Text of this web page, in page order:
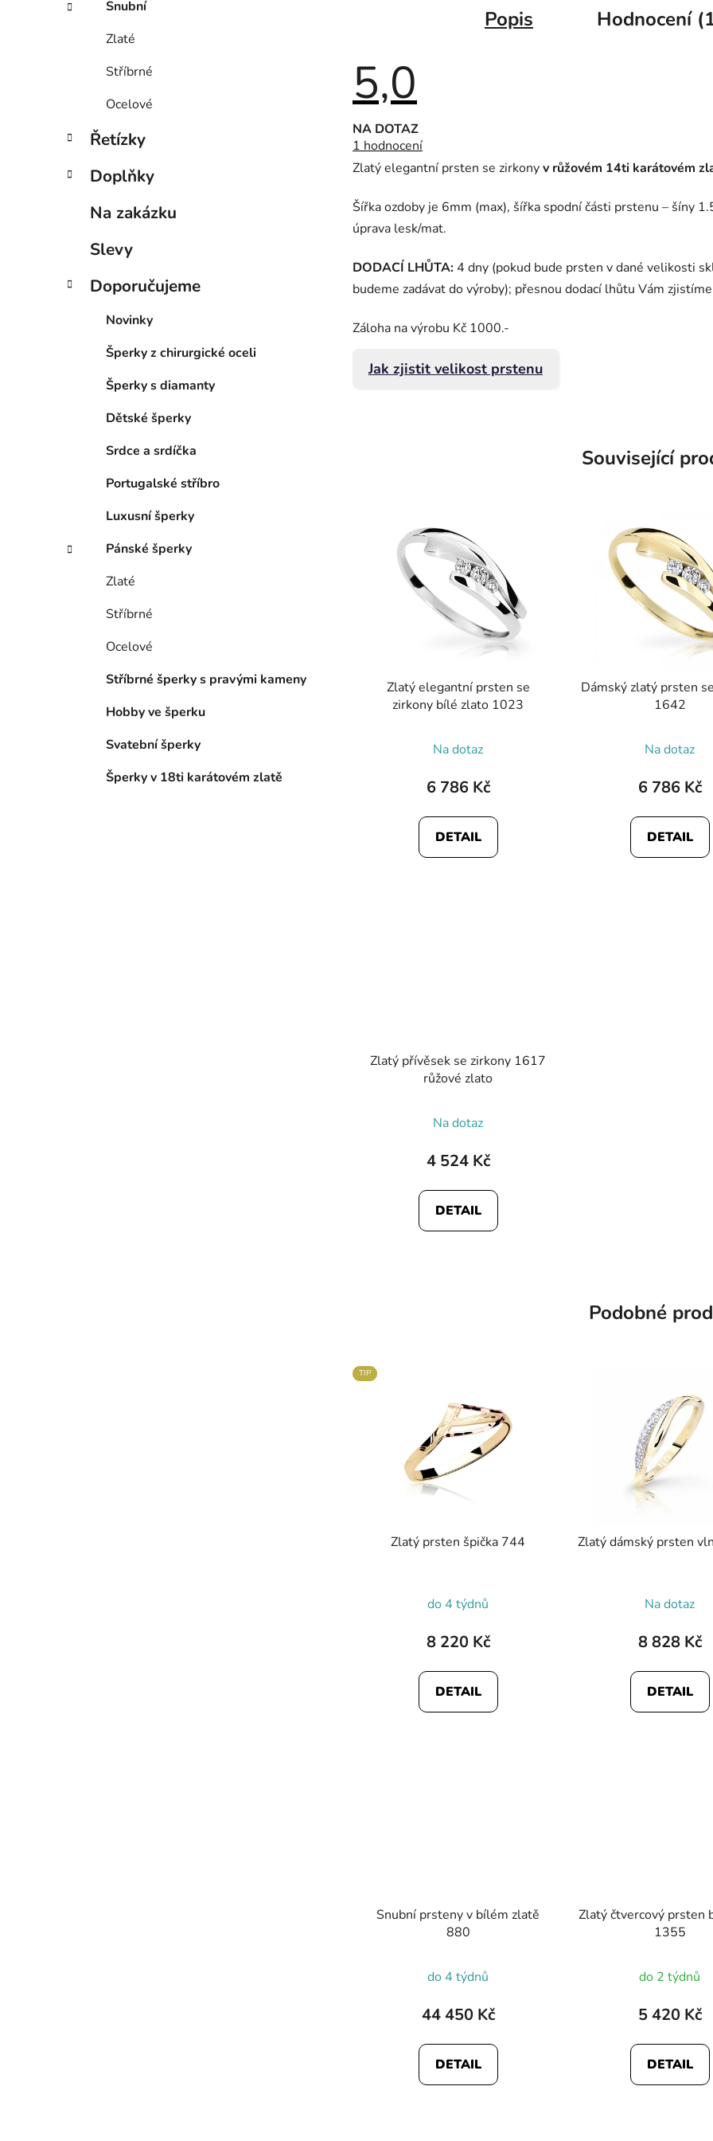
Snubní
Zlaté
Stříbrné
Ocelové
Řetízky
Doplňky
Na zakázku
Slevy
Doporučujeme
Novinky
Šperky z chirurgické oceli
Šperky s diamanty
Dětské šperky
Srdce a srdíčka
Portugalské stříbro
Luxusní šperky
Pánské šperky
Zlaté
Stříbrné
Ocelové
Stříbrné šperky s pravými kameny
Hobby ve šperku
Svatební šperky
Šperky v 18ti karátovém zlatě
Popis Hodnocení
5,0
Průměrné
hodnocení
produktu
je
5,0
5
hvězdiček.
1 hodnocení
NA DOTAZ
Zlatý elegantní prsten se zirkonyv růžovém 14ti karátovém
Šířka ozdoby je 6mm (max), šířka spodní části prstenu – šíny
úprava lesk/mat.
DODACÍ LHŮTA: 4 dny (pokud bude prsten v dané velikosti
budeme zadávat do výroby); přesnou dodací lhůtu Vám
Záloha na výrobu Kč 1000.-
Jak zjistit velikost prstenu
Související
Zlatý elegantní prsten se
zirkony bílé zlato 1023
hodnocení
produktu
5,0
z
Na dotaz
6 786 Kč
DETAIL
Dámský zlatý prsten
1642
Na dotaz
6 786 Kč
DETAIL
Zlatý přívěsek se zirkony 1617
růžové zlato
Na dotaz
4 524 Kč
DETAIL
Podobné
TIP
Zlatý prsten špička 744
do 4 týdnů
8 220 Kč
DETAIL
Zlatý dámský prsten
Na dotaz
8 828 Kč
DETAIL
Snubní prsteny v bílém zlatě
880
do 4 týdnů
44 450 Kč
DETAIL
Zlatý čtvercový prsten
1355
do 2 týdnů
5 420 Kč
DETAIL